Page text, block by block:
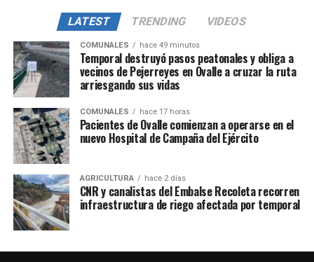
LATEST TRENDING VIDEOS
COMUNALES hace 49 minutos
Temporal destruyó pasos peatonales y obliga a
vecinos de Pejerreyes en Ovalle a cruzar la ruta
arriesgando sus vidas
COMUNALES hace 17 horas
Pacientes de Ovalle comienzan a operarse en el
nuevo Hospital de Campaña del Ejército
AGRICULTURA hace 2 días
CNR y canalistas del Embalse Recoleta recorren
infraestructura de riego afectada por temporal